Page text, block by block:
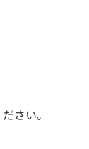
さい。